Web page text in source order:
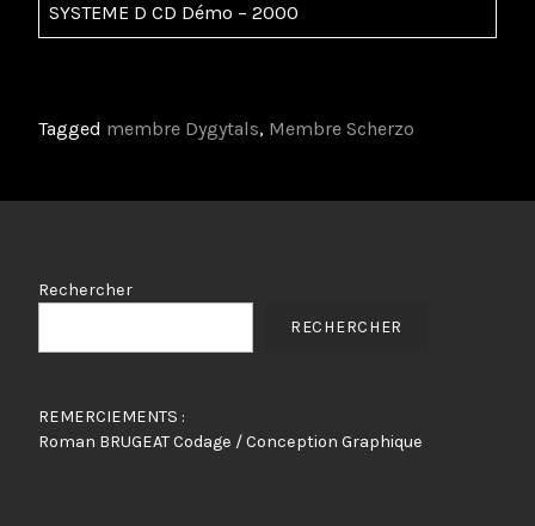
SYSTEME D CD Démo – 2000
Tagged membre Dygytals, Membre Scherzo
Rechercher
RECHERCHER
REMERCIEMENTS :
Roman BRUGEAT Codage / Conception Graphique